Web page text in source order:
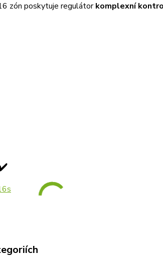
zón poskytuje regulátorkomplexní